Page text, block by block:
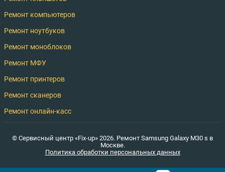
Ремонт компьютеров
Ремонт ноутбуков
Ремонт моноблоков
Ремонт МФУ
Ремонт принтеров
Ремонт сканеров
Ремонт онлайн-касс
© Сервисный центр «Fix-up» 2026. Ремонт Samsung Galaxy M30 s в
Москве.
Политика обработки персональных данных